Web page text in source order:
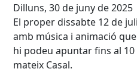
Dilluns, 30 de juny de 2025
El proper dissabte 12 de
amb música i animació
hi podeu apuntar fins al
mateix Casal.